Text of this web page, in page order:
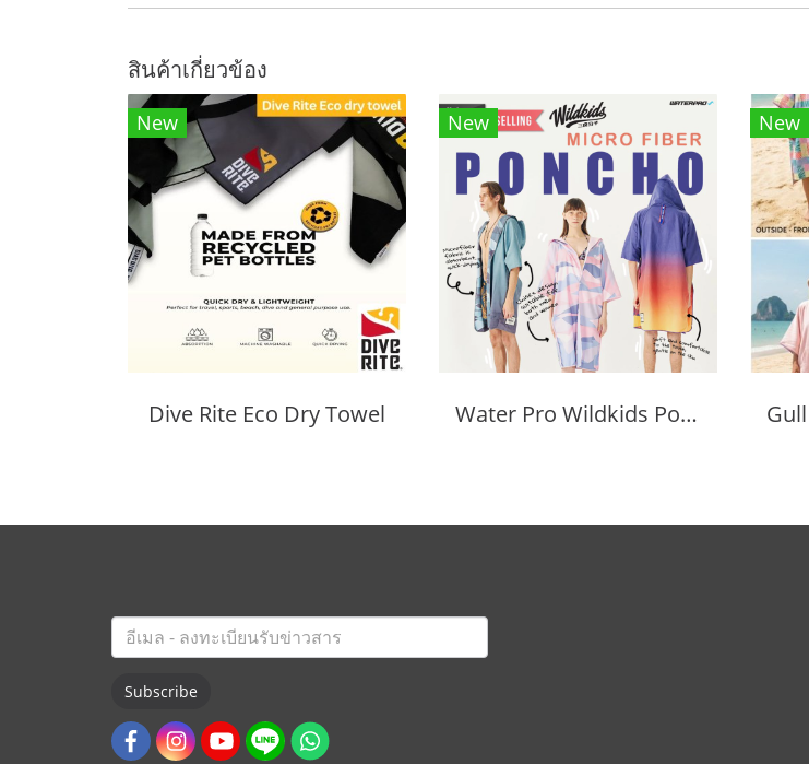
สินค้าเกี่ยวข้อง
New
Dive Rite Eco Dry Towel
New
Water Pro Wildkids Poncho Unisex, Reversible Microfiber Robe.
New
Subscribe